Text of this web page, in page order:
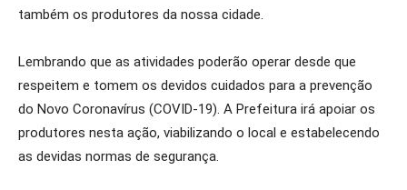
também os produtores da nossa cidade.
Lembrando que as atividades poderão operar desde que
respeitem e tomem os devidos cuidados para a prevenção
do Novo Coronavírus (COVID-19). A Prefeitura irá apoiar os
produtores nesta ação, viabilizando o local e estabelecendo
as devidas normas de segurança.